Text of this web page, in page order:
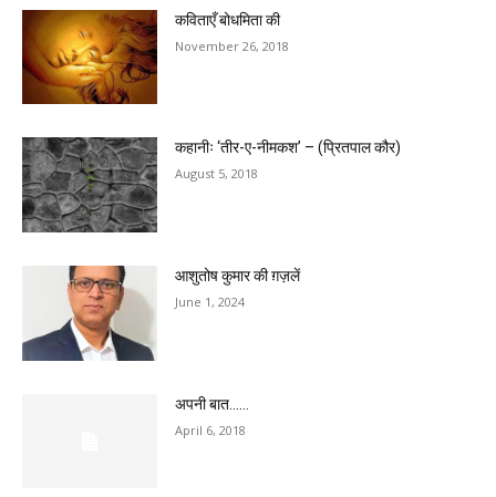
कविताएँ बोधमिता की
November 26, 2018
कहानीः ‘तीर-ए-नीमकश’ – (प्रितपाल कौर)
August 5, 2018
आशुतोष कुमार की ग़ज़लें
June 1, 2024
अपनी बात……
April 6, 2018